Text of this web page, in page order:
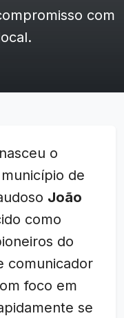
com
o
de
João
como
do
comunicador
foco em
se